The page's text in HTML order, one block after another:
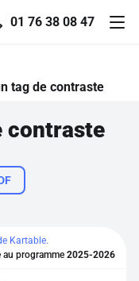
01 76 38 08 47
tag de contraste
contraste
Kartable.
au programme 2025-2026